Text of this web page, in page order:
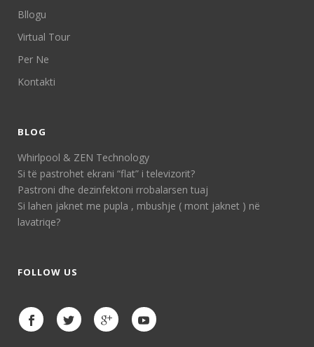
Bllogu
Virtual Tour
Per Ne
Kontakti
BLOG
Whirlpool & ZEN Technology
Si të pastrohet ekrani “flat” i televizorit?
Pastroni dhe dezinfektoni rrobalarsen tuaj
Si lahen jaknet me pupla , mbushje ( mont jaknet ) në
lavatriqe?
FOLLOW US